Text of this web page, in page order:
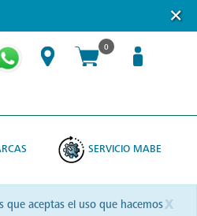
0
SERVICIO MABE
x
que aceptas el uso que hacemos